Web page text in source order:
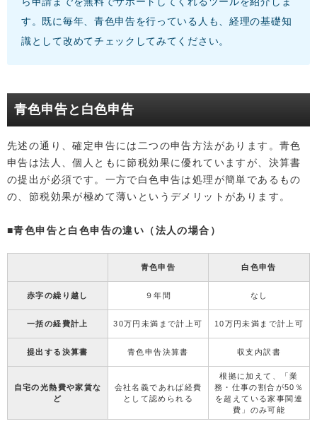
す。既に毎年、青色申告を行っている人も、経理の基礎知
識として改めてチェックしてみてください。
青色申告と白色申告
先述の通り、確定申告には二つの申告方法があります。青色
申告は法人、個人ともに節税効果に優れていますが、決算書
の提出が必須です。一方で白色申告は処理が簡単であるもの
の、節税効果が極めて薄いというデメリットがあります。
■青色申告と白色申告の違い（法人の場合）
青色申告 白色申告
赤字の繰り越し ９年間 なし
一括の経費計上 30万円未満まで計上可 10万円未満まで計上可
提出する決算書 青色申告決算書 収支内訳書
自宅の光熱費や家賃な
ど
会社名義であれば経費
として認められる
根拠に加えて、「業
務・仕事の割合が50％
を超えている家事関連
費」のみ可能